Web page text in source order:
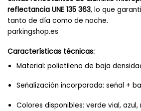
reflectancia UNE 135 363, lo que
tanto de día como de noche.
parkingshop.es
Características técnicas:
Material: polietileno de baja
Señalización incorporada: señal +
Colores disponibles: verde vial,